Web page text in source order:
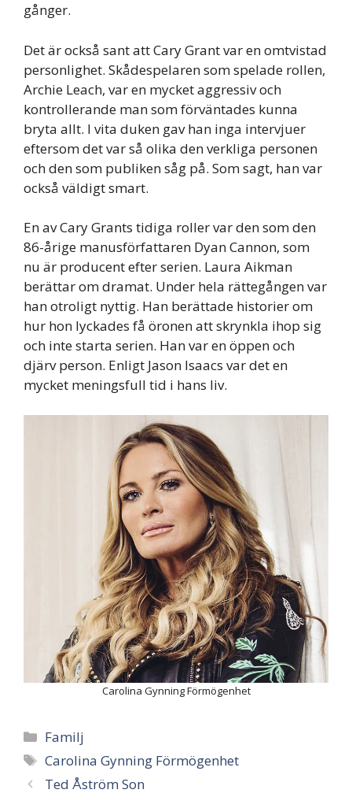
gånger.
Det är också sant att Cary Grant var en omtvistad
personlighet. Skådespelaren som spelade rollen,
Archie Leach, var en mycket aggressiv och
kontrollerande man som förväntades kunna
bryta allt. I vita duken gav han inga intervjuer
eftersom det var så olika den verkliga personen
och den som publiken såg på. Som sagt, han var
också väldigt smart.
En av Cary Grants tidiga roller var den som den
86-årige manusförfattaren Dyan Cannon, som
nu är producent efter serien. Laura Aikman
berättar om dramat. Under hela rättegången var
han otroligt nyttig. Han berättade historier om
hur hon lyckades få öronen att skrynkla ihop sig
och inte starta serien. Han var en öppen och
djärv person. Enligt Jason Isaacs var det en
mycket meningsfull tid i hans liv.
Carolina Gynning Förmögenhet
Categories
Familj
Tags
Carolina Gynning Förmögenhet
Ted Åström Son